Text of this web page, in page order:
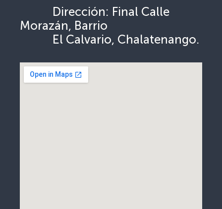
Dirección: Final Calle
Morazán, Barrio
El Calvario, Chalatenango.